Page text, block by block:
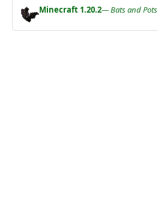
Minecraft 1.20.2— Bats and Pots